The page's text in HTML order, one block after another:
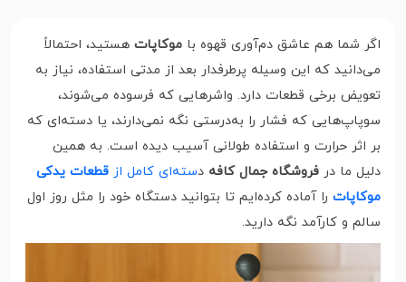
اگر شما هم عاشق دم‌آوری قهوه با موکاپات هستید، احتمالاً
می‌دانید که این وسیله پرطرفدار بعد از مدتی استفاده، نیاز به
تعویض برخی قطعات دارد. واشرهایی که فرسوده می‌شوند،
سوپاپ‌هایی که فشار را به‌درستی نگه نمی‌دارند، یا دسته‌ای که
بر اثر حرارت و استفاده طولانی آسیب دیده است. به همین
دلیل ما در فروشگاه جمال کافه دسته‌ای کامل از قطعات یدکی
موکاپات را آماده کرده‌ایم تا بتوانید دستگاه خود را مثل روز اول
سالم و کارآمد نگه دارید.